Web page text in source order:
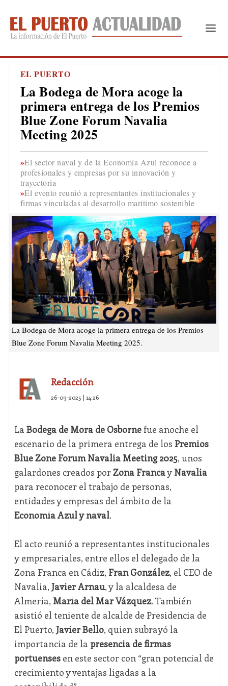
EL PUERTO
La Bodega de Mora acoge la
primera entrega de los Premios
Blue Zone Forum Navalia
Meeting 2025
El sector naval y de la Economía Azul reconoce a
profesionales y empresas por su innovación y
trayectoria
El evento reunió a representantes institucionales y
firmas vinculadas al desarrollo marítimo sostenible
La Bodega de Mora acoge la primera entrega de los Premios
Blue Zone Forum Navalia Meeting 2025.
Redacción
26-09-2025 | 14:26
La Bodega de Mora de Osbornefue anoche el
escenario de la primera entrega de los Premios
Blue Zone Forum Navalia Meeting 2025, unos
galardones creados porZona Francay Navalia
para reconocer el trabajo de personas,
entidades y empresas del ámbito de la
Economía Azul y naval.
El acto reunió a representantes institucionales
y empresariales, entre ellos el delegado de la
Zona Franca en Cádiz, Fran González, el CEO de
Navalia, Javier Arnau, y la alcaldesa de
Almería, María del Mar Vázquez. También
asistió el teniente de alcalde de Presidencia de
El Puerto, Javier Bello, quien subrayó la
importancia de la presencia de firmas
portuensesen este sector con “gran potencial de
crecimiento y ventajas ligadas a la